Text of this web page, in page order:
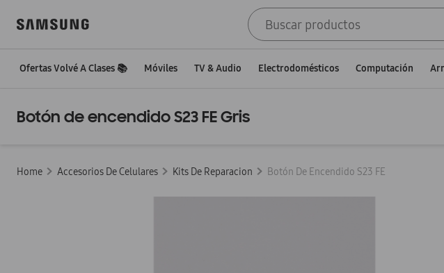
Ofertas Volvé A Clases 📚 Móviles TV & Audio Electrodomésticos Computación
Botón de encendido S23 FE Gris
Accesorios De Celulares Kits De Reparacion Botón De Encendido S23 FE